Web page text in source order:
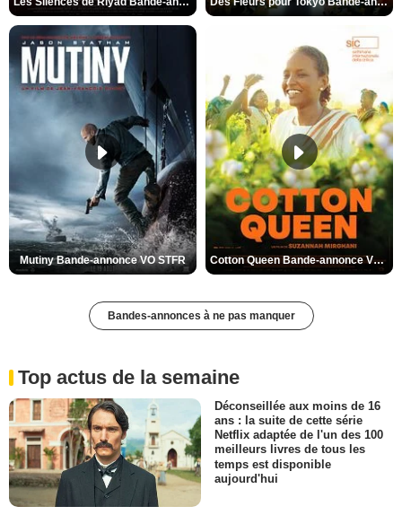
Mutiny Bande-annonce VO STFR Cotton Queen Bande-annonce VO STFR
Bandes-annonces à ne pas manquer
Top actus de la semaine
Déconseillée aux moins de 16
ans : la suite de cette série
Netflix adaptée de l'un des 100
meilleurs livres de tous les
temps est disponible
aujourd'hui